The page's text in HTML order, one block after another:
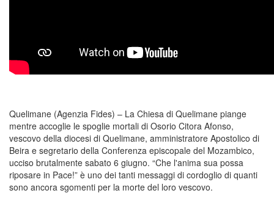
Quelimane (Agenzia Fides) – La Chiesa di Quelimane piange
mentre accoglie le spoglie mortali di Osorio Citora Afonso,
vescovo della diocesi di Quelimane, amministratore Apostolico di
Beira e segretario della Conferenza episcopale del Mozambico,
ucciso brutalmente sabato 6 giugno. “Che l'anima sua possa
riposare in Pace!” è uno dei tanti messaggi di cordoglio di quanti
sono ancora sgomenti per la morte del loro vescovo.